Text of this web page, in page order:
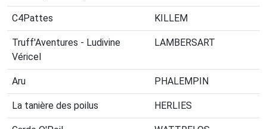
C4Pattes KILLEM
Truff'Aventures - Ludivine
Véricel
LAMBERSART
Aru PHALEMPIN
La tanière des poilus HERLIES